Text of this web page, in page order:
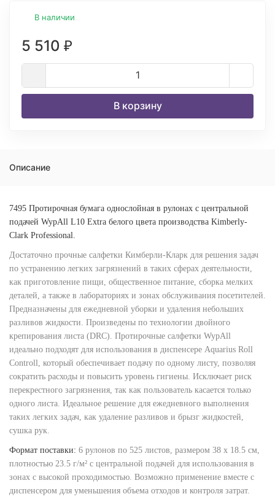
В наличии
5 510 ₽
В корзину
Описание
7495 Протирочная бумага однослойная в рулонах с центральной
подачей WypAll L10 Extra белого цвета производства Kimberly-
Clark Professional.
Достаточно прочные салфетки Кимберли-Кларк для решения задач
по устранению легких загрязнений в таких сферах деятельности,
как приготовление пищи, общественное питание, сборка мелких
деталей, а также в лабораториях и зонах обслуживания посетителей.
Предназначены для ежедневной уборки и удаления небольших
разливов жидкости. Произведены по технологии двойного
крепирования листа (DRC). Протирочные салфетки WypAll
идеально подходят для использования в диспенсере Aquarius Roll
Controll, который обеспечивает подачу по одному листу, позволяя
сократить расходы и повысить уровень гигиены. Исключает риск
перекрестного загрязнения, так как пользователь касается только
одного листа. Идеальное решение для ежедневного выполнения
таких легких задач, как удаление разливов и брызг жидкостей,
сушка рук.
Формат поставки: 6 рулонов по 525 листов, размером 38 х 18.5 см,
плотностью 23.5 г/м² с центральной подачей для использования в
зонах с высокой проходимостью. Возможно применение вместе с
диспенсером для уменьшения объема отходов и контроля затрат.